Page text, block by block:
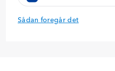
Sådan foregår det